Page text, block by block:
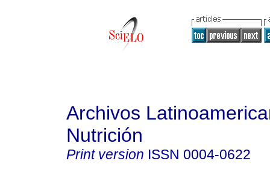
Archivos
Nutrición
Print version ISSN 0004-0622